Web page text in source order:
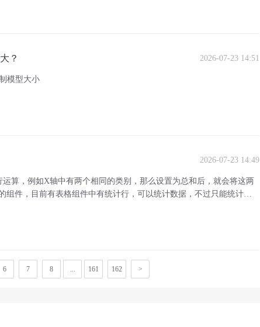
？ 2026-07-23 14:51
模型大小
2026-07-23 14:49
算，例如X轴中有两个相同的类别，那么设置为总和后，就会将这两
件，目前有表格组件中有统计行，可以统计数据，不过只能统计纯
6 7 8 ... 161 162 >